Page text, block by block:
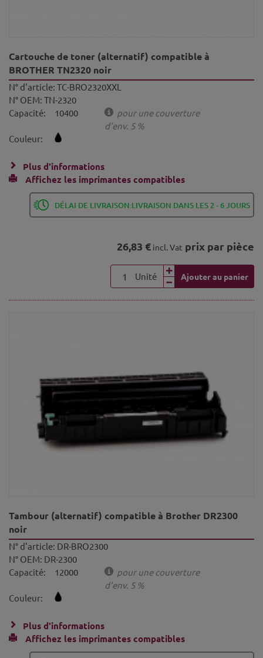
Cartouche de toner (alternatif) compatible à
BROTHER TN2320 noir
N° d'article: TC-BRO2320XXL
N° OEM: TN-2320
Capacité:
10400
pour une couverture
d'env. 5 %
Couleur:
Plus d'informations
Affichez les imprimantes compatibles
DÉLAI DE LIVRAISON:LIVRAISON DANS LES 2 - 6 JOURS
26,83 € incl. Vat prix par pièce
Unité Ajouter au panier
Tambour (alternatif) compatible à Brother DR2300
noir
N° d'article: DR-BRO2300
N° OEM: DR-2300
Capacité:
12000
pour une couverture
d'env. 5 %
Couleur:
Plus d'informations
Affichez les imprimantes compatibles